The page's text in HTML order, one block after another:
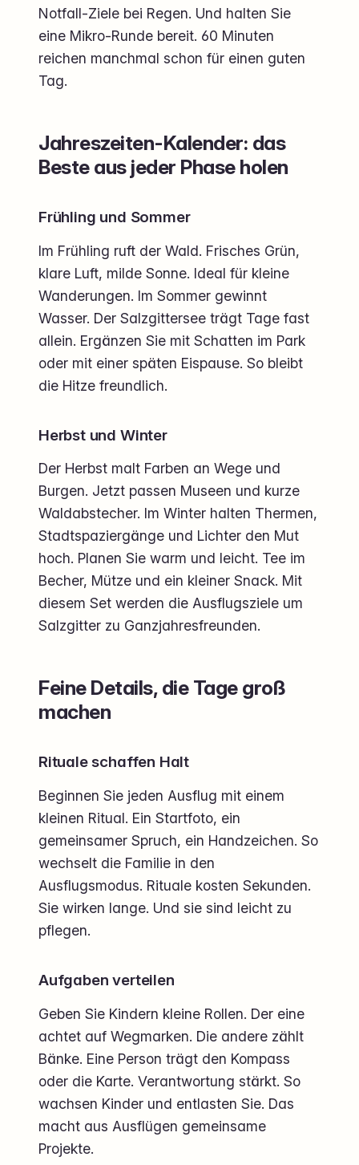
Notfall-Ziele bei Regen. Und halten Sie
eine Mikro-Runde bereit. 60 Minuten
reichen manchmal schon für einen guten
Tag.
Jahreszeiten-Kalender: das
Beste aus jeder Phase holen
Frühling und Sommer
Im Frühling ruft der Wald. Frisches Grün,
klare Luft, milde Sonne. Ideal für kleine
Wanderungen. Im Sommer gewinnt
Wasser. Der Salzgittersee trägt Tage fast
allein. Ergänzen Sie mit Schatten im Park
oder mit einer späten Eispause. So bleibt
die Hitze freundlich.
Herbst und Winter
Der Herbst malt Farben an Wege und
Burgen. Jetzt passen Museen und kurze
Waldabstecher. Im Winter halten Thermen,
Stadtspaziergänge und Lichter den Mut
hoch. Planen Sie warm und leicht. Tee im
Becher, Mütze und ein kleiner Snack. Mit
diesem Set werden die Ausflugsziele um
Salzgitter zu Ganzjahresfreunden.
Feine Details, die Tage groß
machen
Rituale schaffen Halt
Beginnen Sie jeden Ausflug mit einem
kleinen Ritual. Ein Startfoto, ein
gemeinsamer Spruch, ein Handzeichen. So
wechselt die Familie in den
Ausflugsmodus. Rituale kosten Sekunden.
Sie wirken lange. Und sie sind leicht zu
pflegen.
Aufgaben verteilen
Geben Sie Kindern kleine Rollen. Der eine
achtet auf Wegmarken. Die andere zählt
Bänke. Eine Person trägt den Kompass
oder die Karte. Verantwortung stärkt. So
wachsen Kinder und entlasten Sie. Das
macht aus Ausflügen gemeinsame
Projekte.